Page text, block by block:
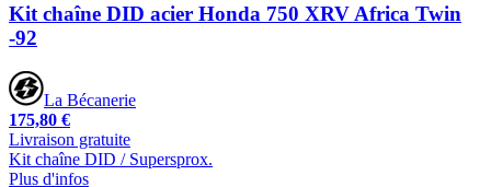
Kit chaîne DID acier Honda 750 XRV Africa Twin
-92
La Bécanerie
175,80 €
Livraison gratuite
Kit chaîne DID / Supersprox.
Plus d'infos